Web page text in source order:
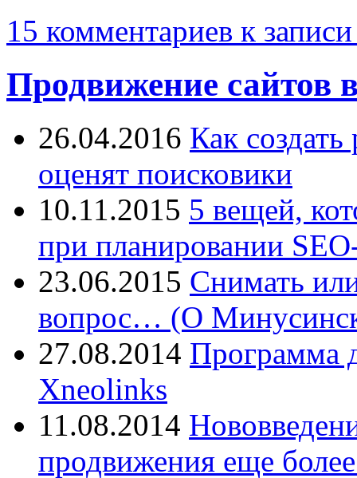
15 комментариев к
Продвижение сайтов
26.04.2016 Как
оценят поисковики
10.11.2015 5 вещей,
при планировании
23.06.2015 Снимать
вопрос… (О
27.08.2014 Программа
Xneolinks
11.08.2014
продвижения еще